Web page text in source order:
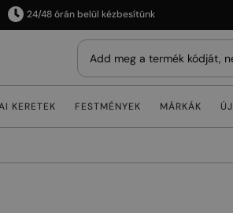
24/48 órán belül kézbesítünk
KERETEK FESTMÉNYEK MÁRKÁK ÚJ